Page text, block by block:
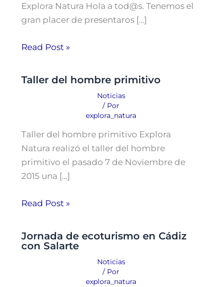
Explora Natura Hola a tod@s. Tenemos el
gran placer de presentaros […]
Read Post »
Taller del hombre primitivo
Noticias
/ Por
explora_natura
Taller del hombre primitivo Explora
Natura realizó el taller del hombre
primitivo el pasado 7 de Noviembre de
2015 una […]
Read Post »
Jornada de ecoturismo en Cádiz
con Salarte
Noticias
/ Por
explora_natura